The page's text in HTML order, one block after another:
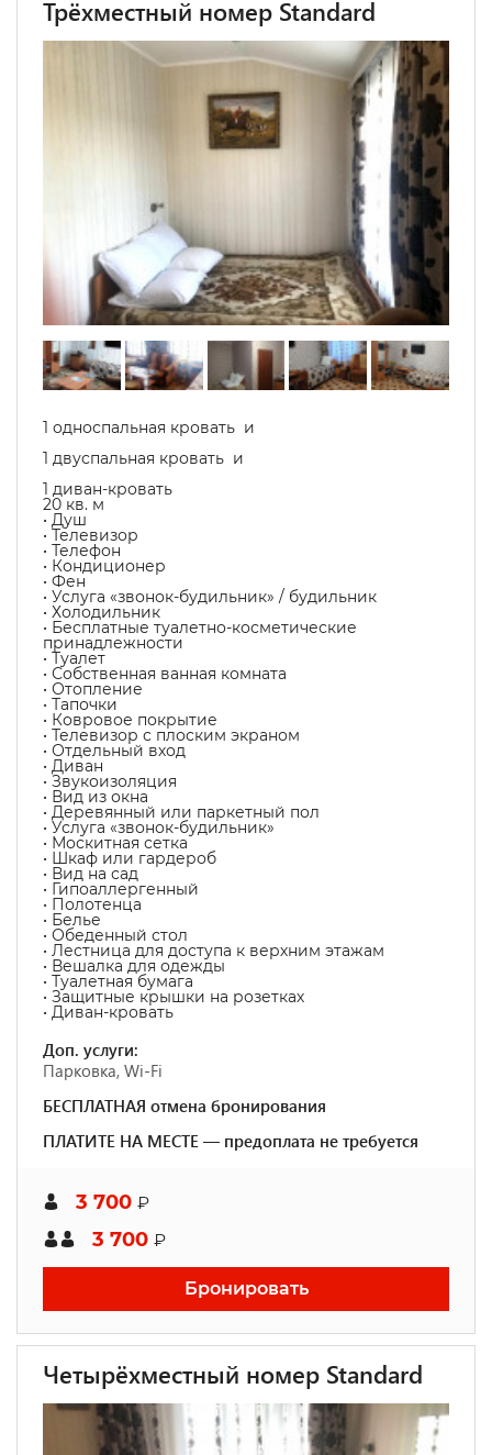
Трёхместный номер Standard
1 односпальная кровать и
1 двуспальная кровать и
1 диван-кровать
20 кв. м
• Душ
• Телевизор
• Телефон
• Кондиционер
• Фен
• Услуга «звонок-будильник» / будильник
• Холодильник
• Бесплатные туалетно-косметические
принадлежности
• Туалет
• Собственная ванная комната
• Отопление
• Тапочки
• Ковровое покрытие
• Телевизор с плоским экраном
• Отдельный вход
• Диван
• Звукоизоляция
• Вид из окна
• Деревянный или паркетный пол
• Услуга «звонок-будильник»
• Москитная сетка
• Шкаф или гардероб
• Вид на сад
• Гипоаллергенный
• Полотенца
• Белье
• Обеденный стол
• Лестница для доступа к верхним этажам
• Вешалка для одежды
• Туалетная бумага
• Защитные крышки на розетках
• Диван-кровать
Доп. услуги:
Парковка, Wi-Fi
БЕСПЛАТНАЯ отмена бронирования
ПЛАТИТЕ НА МЕСТЕ — предоплата не требуется
3 700 ₽
3 700 ₽
Бронировать
Четырёхместный номер Standard